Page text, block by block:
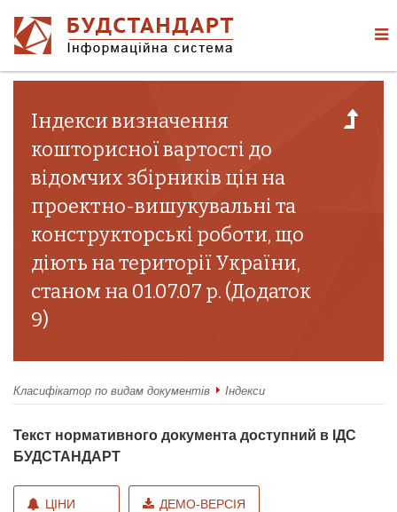
Індекси визначення
кошторисної вартості до
відомчих збірників цін на
проектно-вишукувальні та
конструкторські роботи, що
діють на території України,
станом на 01.07.07 р. (Додаток
9)
Класифікатор по видам документів Індекси
Текст нормативного документа доступний в ІДС
БУДСТАНДАРТ
ЦІНИ ДЕМО-ВЕРСІЯ